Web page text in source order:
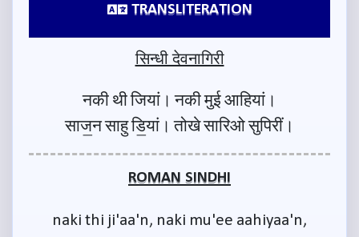
TRANSLITERATION
सिन्धी देवनागिरी
नकी थी जियां। नकी मुई आहियां।
साज॒न साहु डि॒यां। तोखे सारिओ सुपिरीं।
ROMAN SINDHI
naki thi ji'aa'n, naki mu'ee aahiyaa'n,